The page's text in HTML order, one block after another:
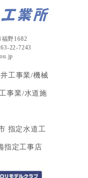
野1682
22-7243
工事業/機械
事業/水道施
指定水道工
指定工事店